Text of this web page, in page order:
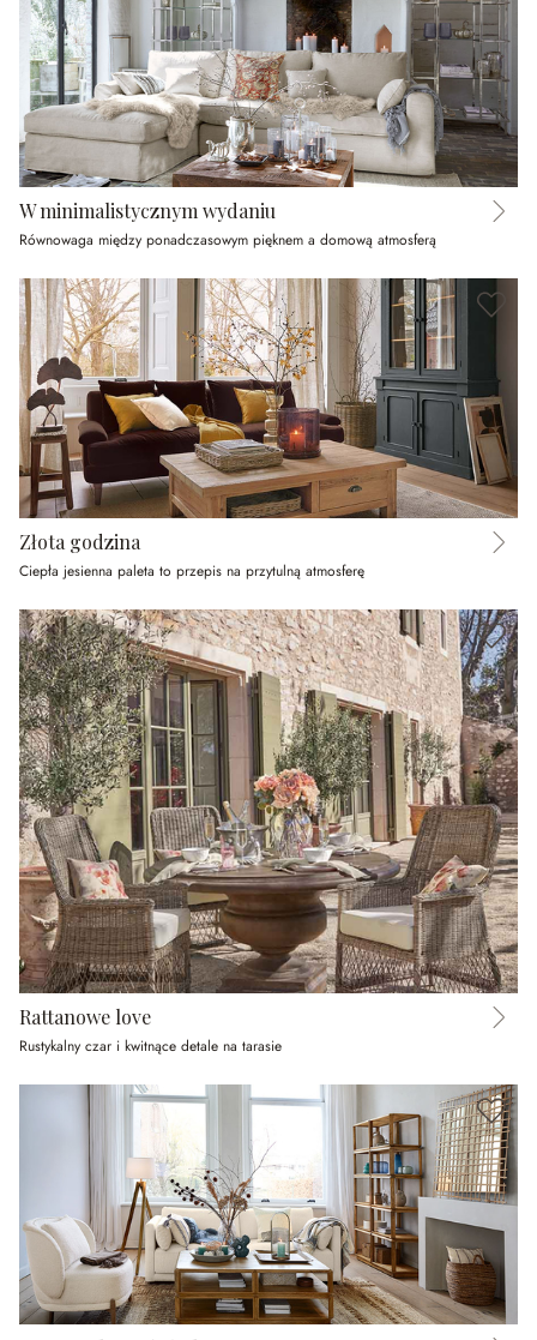
W minimalistycznym wydaniu
Równowaga między ponadczasowym pięknem a domową atmosferą
Złota godzina
Ciepła jesienna paleta to przepis na przytulną atmosferę
Rattanowe love
Rustykalny czar i kwitnące detale na tarasie